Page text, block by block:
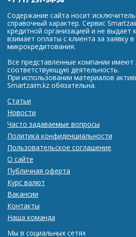
Содержание сайта носит
справочный характер. Сервис
кредитной организацией и не выдает
взимает оплаты с клиента за заявку
микрокредитования.
Все представленные компании имеют
соответствующую деятельность.
При использовании материалов
Smartzaim.kz обязательна.
Статьи
Новости
Часто задаваемые вопросы
Политика конфиденциальности
Пользовательское соглашение
О сайте
Публичная оферта
Курс валют
Вакансии
Контакты
Наша команда
Мы в социальных сетях